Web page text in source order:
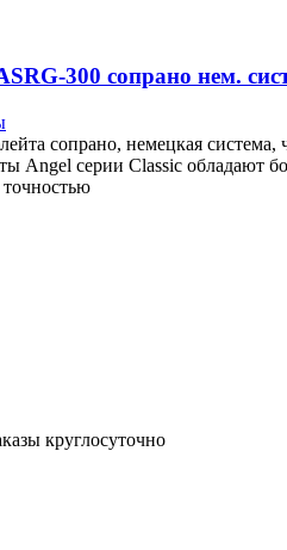
300 сопрано нем.
сопрано, немецкая система,
Angel серии Classic обладают
круглосуточно